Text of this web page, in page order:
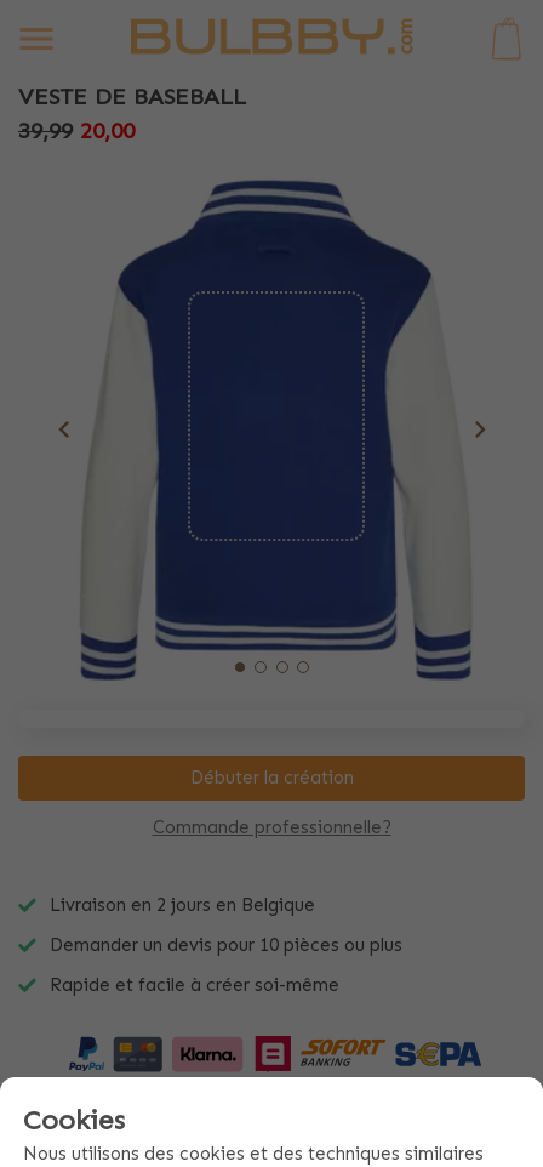
VESTE DE BASEBALL
39,99 20,00
Commande professionnelle?
Débuter la création
Livraison en 2 jours en Belgique
Demander un devis pour 10 pièces ou plus
Rapide et facile à créer soi-même
Spécificités du produit
Cookies
Nous utilisons des cookies et des techniques similaires